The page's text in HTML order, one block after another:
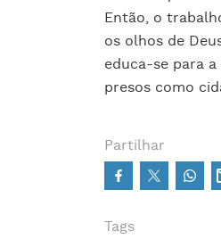
Então, o
os olhos de
educa-se para
presos como
Partilhar
Tags